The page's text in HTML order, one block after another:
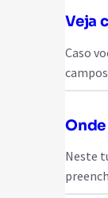
Veja
Caso
Neste